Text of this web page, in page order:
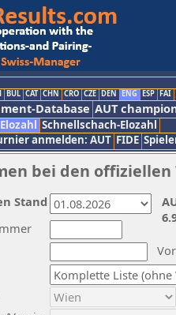
BUL CAT CHN CRO CZE DEN ENG ESP FAI
Database AUT
Schnellschach-Elozahl
anmelden: AUT FIDE
bei den offiziellen
Stand